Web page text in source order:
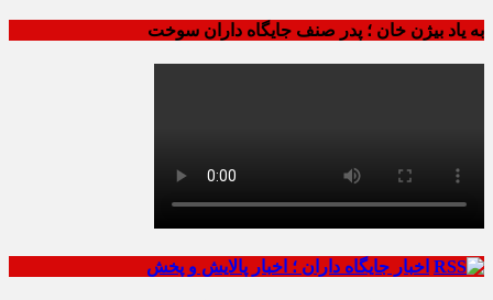
به یاد بیژن خان ؛ پدر صنف جایگاه داران سوخت
اخبار جایگاه داران ؛ اخبار پالایش و پخش